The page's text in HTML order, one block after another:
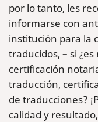
por lo tanto, les
informarse con
institución para la
traducidos, – si
certificación
traducción,
de traducciones?
calidad y